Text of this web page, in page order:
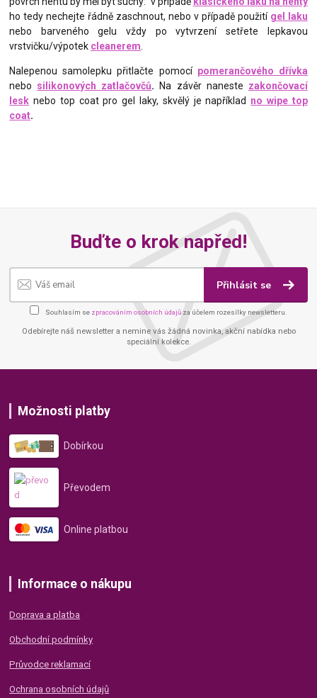
ho tedy nechejte řádně zaschnout, nebo v případě použití gel laku
nebo barveného gelu vždy po vytvrzení setřete lepkavou
vrstvičku/výpotek cleanerem.
Nalepenou samolepku přitlačte pomocí pomerančového dřívka
nebo silikonových zatlačovčů. Na závěr naneste zakončovací
lesk nebo top coat pro gel laky, skvělý je například no wipe top
coat.
Buďte o krok napřed!
Přihlásit se
Souhlasím se zpracováním osobních údajů za účelem rozesílky newsletteru.
Odebírejte náš newsletter a nemine vás žádná novinka, akční nabídka nebo
speciální kolekce.
Možnosti platby
Dobírkou
Převodem
Online platbou
Informace o nákupu
Doprava a platba
Obchodní podmínky
Průvodce reklamací
Ochrana osobních údajů